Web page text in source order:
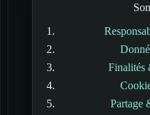
Finalités
Partage